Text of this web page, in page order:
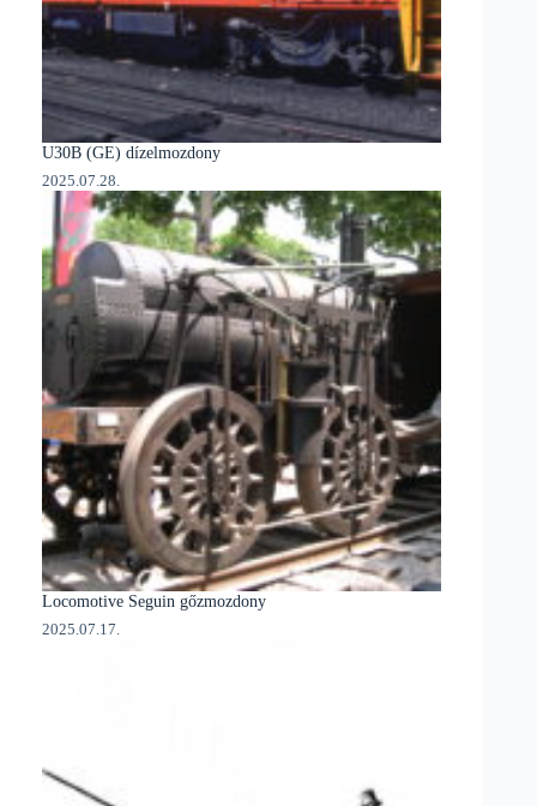
U30B (GE) dízelmozdony
2025.07.28.
Locomotive Seguin gőzmozdony
2025.07.17.